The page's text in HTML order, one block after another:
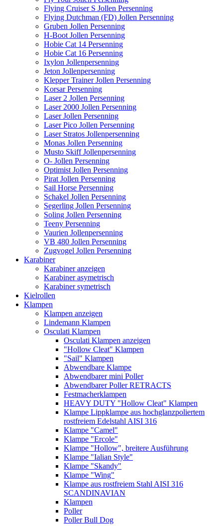
Flying Cruiser S Jollen Persenning
Flying Dutchman (FD) Jollen Persenning
Gruben Jollen Persenning
H-Boot Jollen Persenning
Hobie Cat 14 Persenning
Hobie Cat 16 Persenning
Ixylon Jollenpersenning
Jeton Jollenpersenning
Klepper Trainer Jollen Persenning
Korsar Persenning
Laser 2 Jollen Persenning
Laser 2000 Jollen Persenning
Laser Jollen Persenning
Laser Pico Jollen Persenning
Laser Stratos Jollenpersenning
Monas Jollen Persenning
Musto Skiff Jollenpersenning
O- Jollen Persenning
Optimist Jollen Persenning
Pirat Jollen Persenning
Sail Horse Persenning
Schakel Jollen Persenning
Segerling Jollen Persenning
Soling Jollen Persenning
Teeny Persenning
Vaurien Jollenpersenning
VB 480 Jollen Persenning
Zugvogel Jollen Persenning
Karabiner
Karabiner anzeigen
Karabiner asymetrisch
Karabiner symetrisch
Kielrollen
Klampen
Klampen anzeigen
Lindemann Klampen
Osculati Klampen
Osculati Klampen anzeigen
"Hollow Cleat" Klampen
"Sail" Klampen
Abwendbare Klampe
Abwendbarer mini Poller
Abwendbarer Poller RETRACTS
Festmacherklampen
HEAVY DUTY "Hollow Cleat" Klampen
Klampe Lippklampe aus hochglanzpoliertem
rostfreiem Edelstahl AISI 316
Klampe "Camel"
Klampe "Ercole"
Klampe "Hollow", breitere Ausführung
Klampe "Ialian Style"
Klampe "Skandy"
Klampe "Wing"
Klampe aus rostfreiem Stahl AISI 316
SCANDINAVIAN
Klampen
Poller
Poller Bull Dog